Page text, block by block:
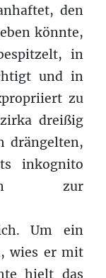
den
könnte,
in
und in
zu
dreißig
drängelten,
inkognito
zur
Um ein
wies er mit
hielt das